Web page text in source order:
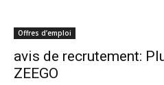
Offres d’emploi
avis de recrutement:
ZEEGO